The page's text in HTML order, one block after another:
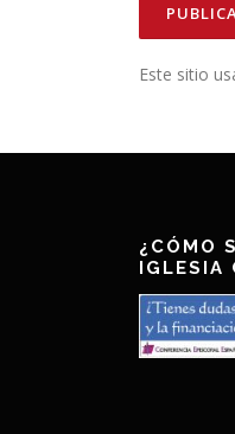
Este sitio
¿CÓMO
IGLESIA